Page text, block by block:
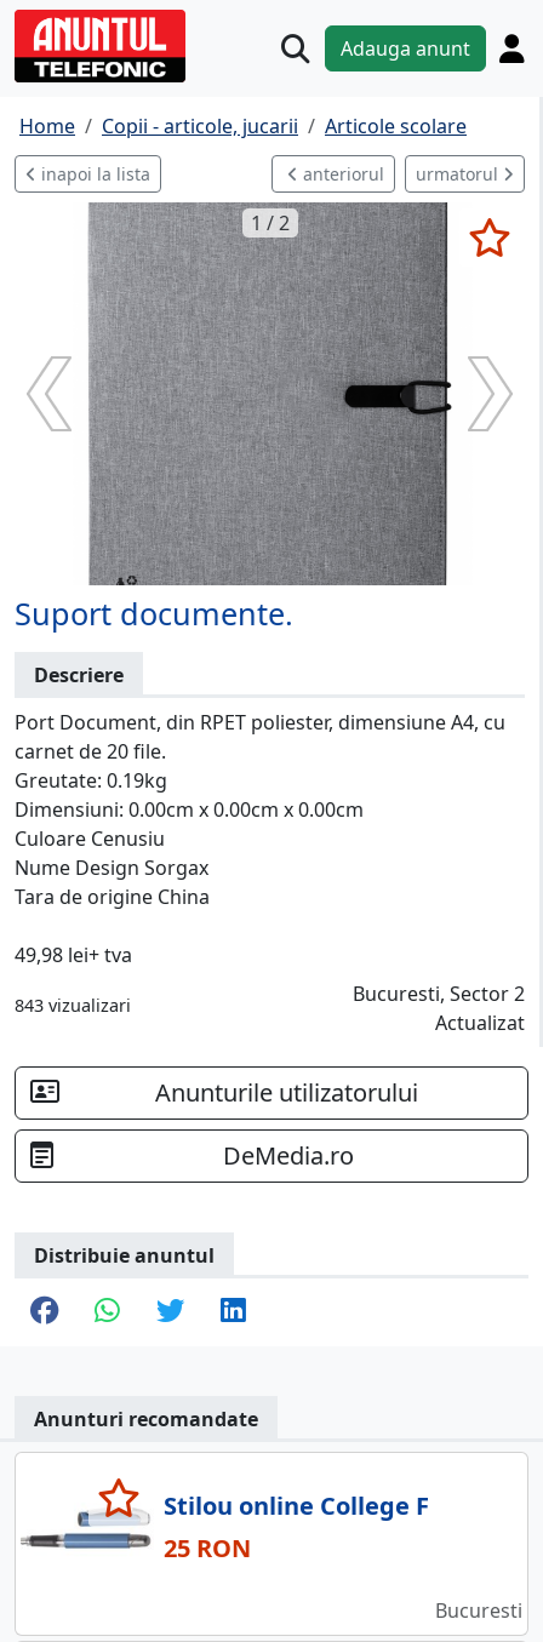
Adauga anunt
Home Copii - articole, jucarii Articole scolare
inapoi la lista anteriorul urmatorul
1 / 2
Suport documente.
Descriere
Port Document, din RPET poliester, dimensiune A4, cu
carnet de 20 file.
Greutate: 0.19kg
Dimensiuni: 0.00cm x 0.00cm x 0.00cm
Culoare Cenusiu
Nume Design Sorgax
Tara de origine China
49,98 lei+ tva
843 vizualizari
Bucuresti, Sector 2
Actualizat
Anunturile utilizatorului
DeMedia.ro
Distribuie anuntul
Anunturi recomandate
Stilou online College F
25 RON
Bucuresti